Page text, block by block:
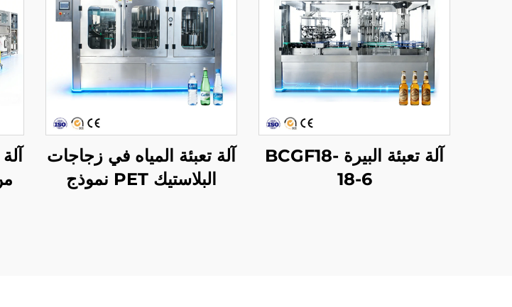
آلة تعبئة البيرة BCGF18-
18-6
آلة تعبئة المياه في زجاجات
البلاستيك PET نموذج